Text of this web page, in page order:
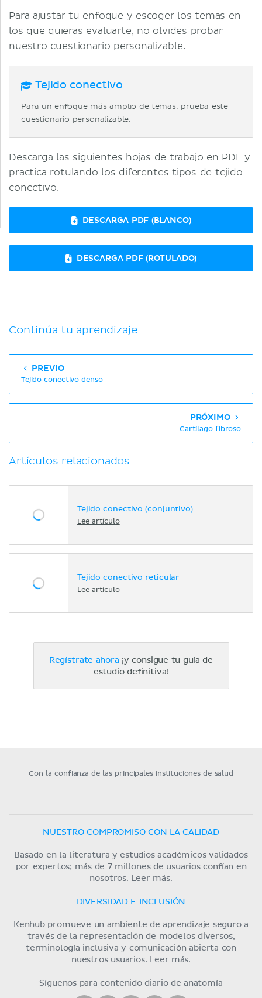
Para ajustar tu enfoque y escoger los temas en
los que quieras evaluarte, no olvides probar
nuestro cuestionario personalizable.
Tejido conectivo
Para un enfoque más amplio de temas, prueba este
cuestionario personalizable.
Descarga las siguientes hojas de trabajo en PDF y
practica rotulando los diferentes tipos de tejido
conectivo.
DESCARGA PDF (BLANCO)
DESCARGA PDF (ROTULADO)
Continúa tu aprendizaje
PREVIO
Tejido conectivo denso
PRÓXIMO
Cartílago fibroso
Artículos relacionados
Tejido conectivo (conjuntivo)
Lee artículo
Tejido conectivo reticular
Lee artículo
Regístrate ahora ¡y consigue tu guía de
estudio definitiva!
Con la confianza de las principales instituciones de salud
NUESTRO COMPROMISO CON LA CALIDAD
Basado en la literatura y estudios académicos validados
por expertos; más de 7 millones de usuarios confían en
nosotros. Leer más.
DIVERSIDAD E INCLUSIÓN
Kenhub promueve un ambiente de aprendizaje seguro a
través de la representación de modelos diversos,
terminología inclusiva y comunicación abierta con
nuestros usuarios. Leer más.
Síguenos para contenido diario de anatomía